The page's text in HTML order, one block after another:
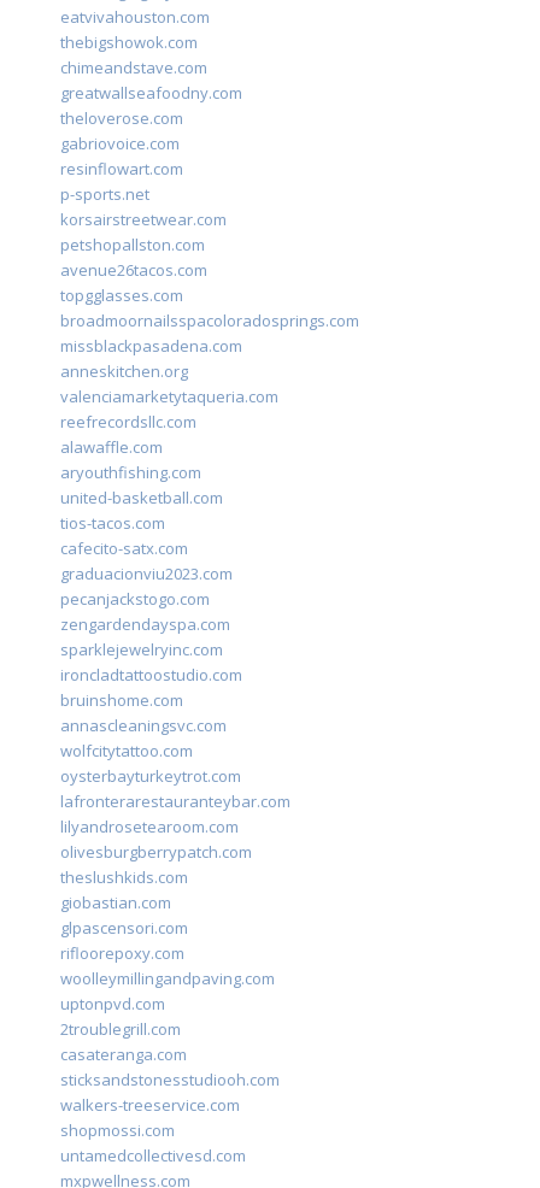
eatvivahouston.com
thebigshowok.com
chimeandstave.com
greatwallseafoodny.com
theloverose.com
gabriovoice.com
resinflowart.com
p-sports.net
korsairstreetwear.com
petshopallston.com
avenue26tacos.com
topgglasses.com
broadmoornailsspacoloradosprings.com
missblackpasadena.com
anneskitchen.org
valenciamarketytaqueria.com
reefrecordsllc.com
alawaffle.com
aryouthfishing.com
united-basketball.com
tios-tacos.com
cafecito-satx.com
graduacionviu2023.com
pecanjackstogo.com
zengardendayspa.com
sparklejewelryinc.com
ironcladtattoostudio.com
bruinshome.com
annascleaningsvc.com
wolfcitytattoo.com
oysterbayturkeytrot.com
lafronterarestauranteybar.com
lilyandrosetearoom.com
olivesburgberrypatch.com
theslushkids.com
giobastian.com
glpascensori.com
rifloorepoxy.com
woolleymillingandpaving.com
uptonpvd.com
2troublegrill.com
casateranga.com
sticksandstonesstudiooh.com
walkers-treeservice.com
shopmossi.com
untamedcollectivesd.com
mxpwellness.com